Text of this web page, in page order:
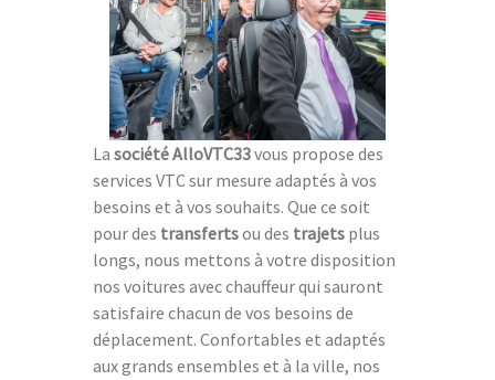
La société AlloVTC33vous propose des
services VTC sur mesure adaptés à vos
besoins et à vos souhaits. Que ce soit
pour des transfertsou des trajets plus
longs, nous mettons à votre disposition
nos voitures avec chauffeur qui sauront
satisfaire chacun de vos besoins de
déplacement. Confortables et adaptés
aux grands ensembles et à la ville, nos